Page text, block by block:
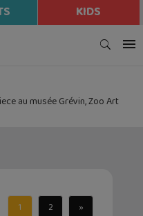
KIDS
au musée Grévin, Zoo Art
1 2 »